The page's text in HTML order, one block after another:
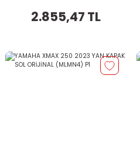
2.855,47 TL